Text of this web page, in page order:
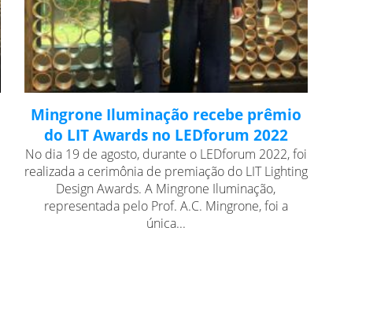
Mingrone Iluminação recebe prêmio
do LIT Awards no LEDforum 2022
No dia 19 de agosto, durante o LEDforum 2022, foi
realizada a cerimônia de premiação do LIT Lighting
Design Awards. A Mingrone Iluminação,
representada pelo Prof. A.C. Mingrone, foi a
única...